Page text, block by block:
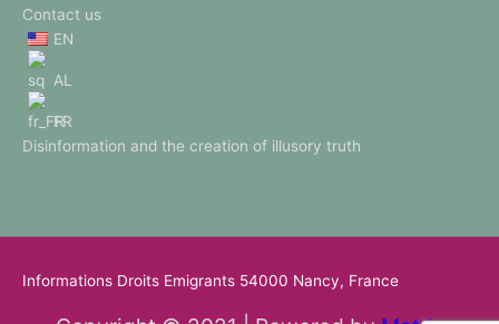
Contact us
EN
AL
FR
Disinformation and the creation of illusory truth
Informations Droits Emigrants 54000 Nancy, France